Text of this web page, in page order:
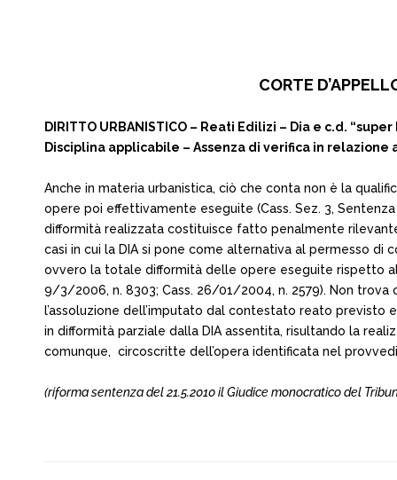
CORTE
DIRITTO URBANISTICO – Reati Edilizi – Dia e c.d.
Disciplina applicabile – Assenza di verifica in relazione
Anche in materia urbanistica, ciò che conta non è la
opere poi effettivamente eseguite (Cass. Sez. 3,
difformità realizzata costituisce fatto penalmente
casi in cui la DIA si pone come alternativa al permesso di
ovvero la totale difformità delle opere eseguite rispetto
9/3/2006, n. 8303; Cass. 26/01/2004, n. 2579). Non
l’assoluzione dell’imputato dal contestato reato previsto
in difformità parziale dalla DIA assentita, risultando la
comunque, circoscritte dell’opera identificata nel
(riforma sentenza del 21.5.2010 il Giudice monocratico del